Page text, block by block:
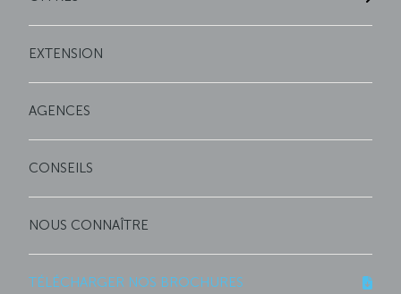
EXTENSION
AGENCES
CONSEILS
NOUS CONNAÎTRE
TÉLÉCHARGER NOS BROCHURES